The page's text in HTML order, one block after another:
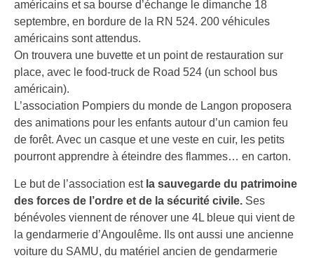
américains et sa bourse d’échange le dimanche 18
septembre, en bordure de la RN 524. 200 véhicules
américains sont attendus.
On trouvera une buvette et un point de restauration sur
place, avec le food-truck de Road 524 (un school bus
américain).
L’association Pompiers du monde de Langon proposera
des animations pour les enfants autour d’un camion feu
de forêt. Avec un casque et une veste en cuir, les petits
pourront apprendre à éteindre des flammes… en carton.
Le but de l’association est la sauvegarde du patrimoine
des forces de l’ordre et de la sécurité civile. Ses
bénévoles viennent de rénover une 4L bleue qui vient de
la gendarmerie d’Angoulême. Ils ont aussi une ancienne
voiture du SAMU, du matériel ancien de gendarmerie